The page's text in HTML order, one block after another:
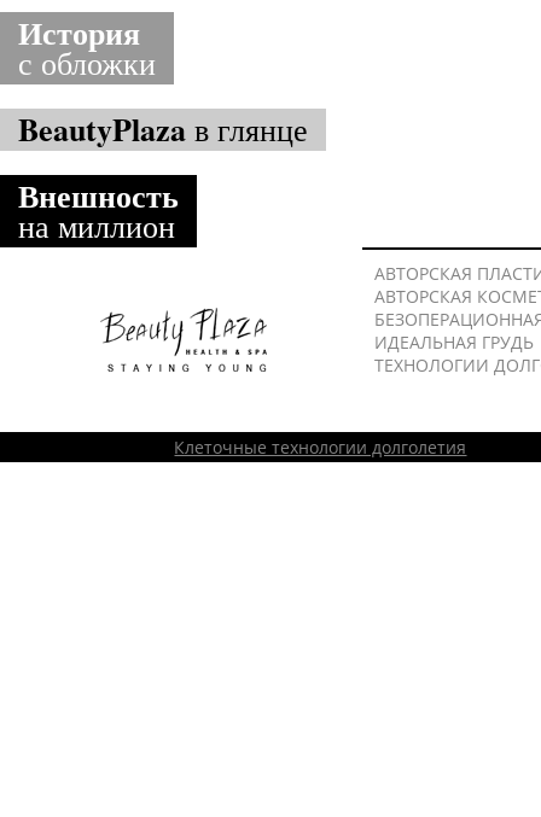
История
с обложки
BeautyPlaza в глянце
Внешность
на миллион
АВТОРСКАЯ
АВТОРСКАЯ
ИДЕАЛЬНАЯ ГРУДЬ
ТЕХНОЛОГИИ
Клеточные технологии долголетия